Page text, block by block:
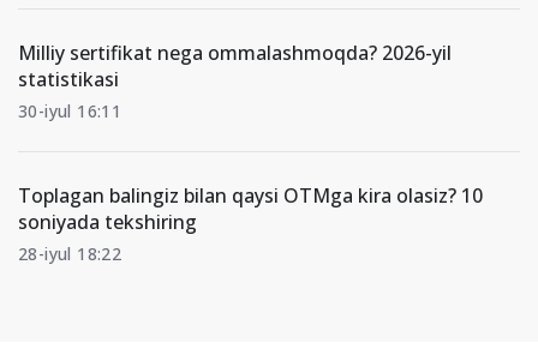
Milliy sertifikat nega ommalashmoqda? 2026-yil
statistikasi
30-iyul 16:11
Toplagan balingiz bilan qaysi OTMga kira olasiz? 10
soniyada tekshiring
28-iyul 18:22